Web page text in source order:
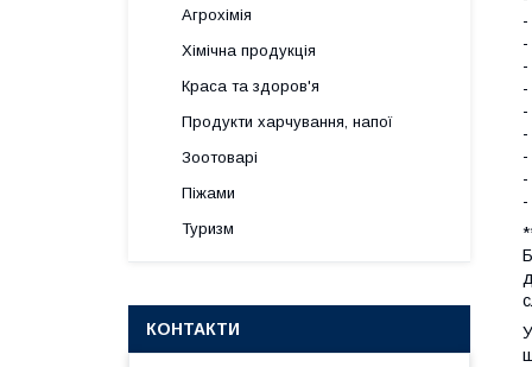
-
-
-
-
Агрохімія
Хімічна продукція
Краса та здоров'я
Продукти харчування, напої
Зоотоварі
Піжами
Туризм
КОНТАКТИ